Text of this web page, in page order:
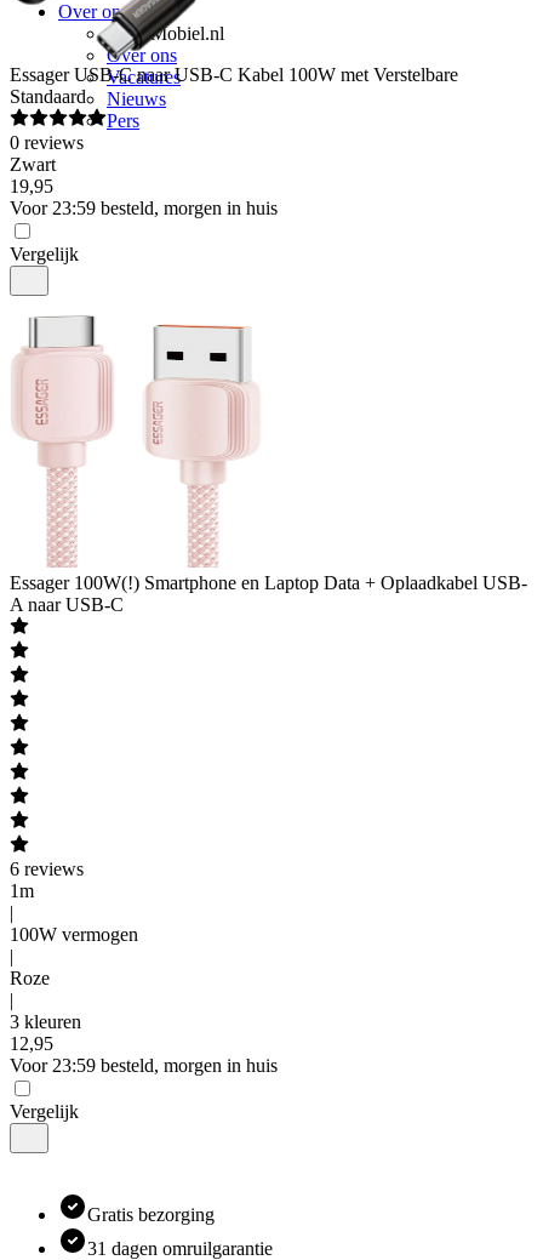
Over ons
Over Mobiel.nl
Over ons
Vacatures
Nieuws
Pers
Essager USB-C naar USB-C Kabel 100W met Verstelbare
Standaard
0 reviews
Zwart
19,95
Voor 23:59 besteld, morgen in huis
Vergelijk
Essager 100W(!) Smartphone en Laptop Data + Oplaadkabel USB-
A naar USB-C
6 reviews
1m
|
100W vermogen
|
Roze
|
3 kleuren
12,95
Voor 23:59 besteld, morgen in huis
Vergelijk
Gratis bezorging
31 dagen omruilgarantie